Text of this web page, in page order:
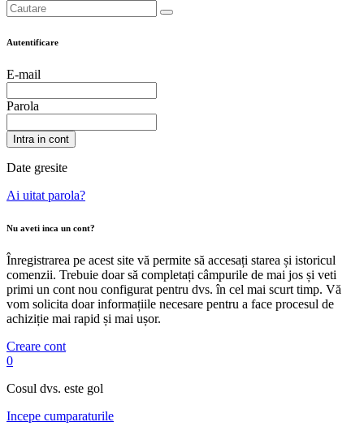
Autentificare
E-mail
Parola
Intra in cont
Date gresite
Ai uitat parola?
Nu aveti inca un cont?
Înregistrarea pe acest site vă permite să accesați starea și istoricul
comenzii. Trebuie doar să completați câmpurile de mai jos și veti
primi un cont nou configurat pentru dvs. în cel mai scurt timp. Vă
vom solicita doar informațiile necesare pentru a face procesul de
achiziție mai rapid și mai ușor.
Creare cont
0
Cosul dvs. este gol
Incepe cumparaturile